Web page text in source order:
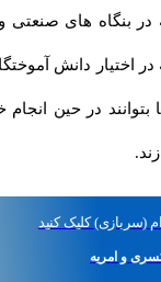
بنگاه های صنعتی و
دانش
در حین انجام
کلیک کنید
امریه